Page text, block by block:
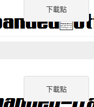
下載點
下載點